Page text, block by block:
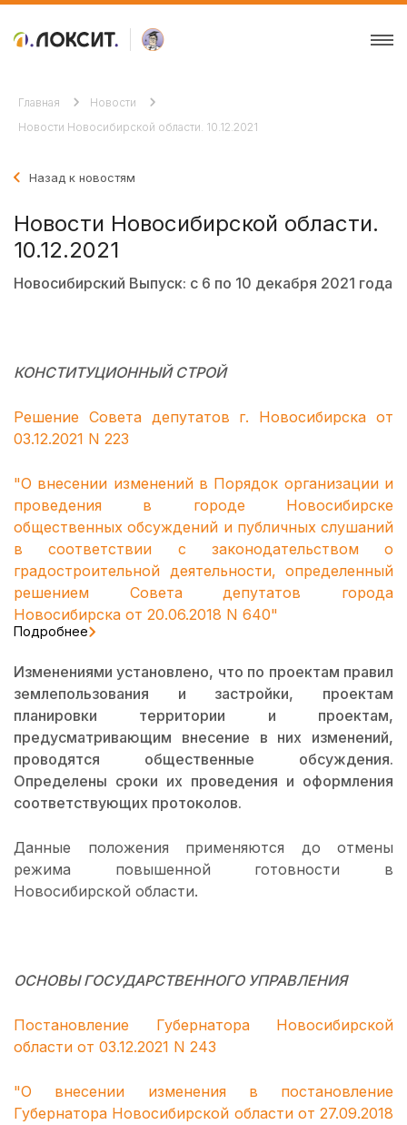
Главная
Новости
Новости Новосибирской области. 10.12.2021
Назад к новостям
Новости Новосибирской области.
10.12.2021
Новосибирский Выпуск: с 6 по 10 декабря 2021 года
КОНСТИТУЦИОННЫЙ СТРОЙ
Решение Совета депутатов г. Новосибирска от
03.12.2021 N 223
"О внесении изменений в Порядок организации и
проведения в городе Новосибирске
общественных обсуждений и публичных слушаний
в соответствии с законодательством о
градостроительной деятельности, определенный
решением Совета депутатов города
Новосибирска от 20.06.2018 N 640"
Подробнее
Изменениями установлено, что по проектам правил
землепользования и застройки, проектам
планировки территории и проектам,
предусматривающим внесение в них изменений,
проводятся общественные обсуждения.
Определены сроки их проведения и оформления
соответствующих протоколов.
Данные положения применяются до отмены
режима повышенной готовности в
Новосибирской области.
ОСНОВЫ ГОСУДАРСТВЕННОГО УПРАВЛЕНИЯ
Постановление Губернатора Новосибирской
области от 03.12.2021 N 243
"О внесении изменения в постановление
Губернатора Новосибирской области от 27.09.2018